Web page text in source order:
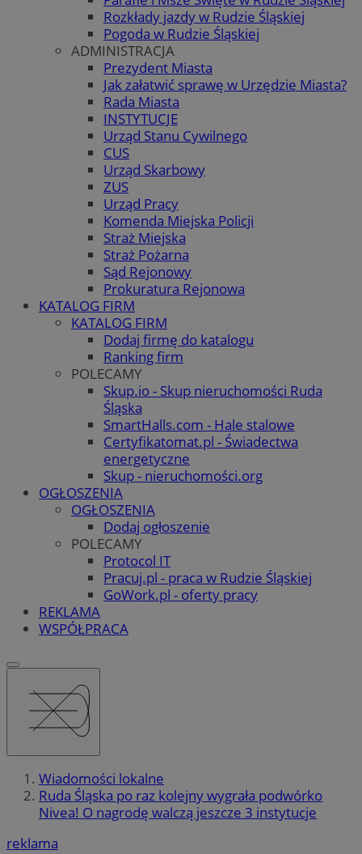
Rozkłady jazdy w Rudzie Śląskiej
Pogoda w Rudzie Śląskiej
ADMINISTRACJA
Prezydent Miasta
Jak załatwić sprawę w Urzędzie Miasta?
Rada Miasta
INSTYTUCJE
Urząd Stanu Cywilnego
CUS
Urząd Skarbowy
ZUS
Urząd Pracy
Komenda Miejska Policji
Straż Miejska
Straż Pożarna
Sąd Rejonowy
Prokuratura Rejonowa
KATALOG FIRM
KATALOG FIRM
Dodaj firmę do katalogu
Ranking firm
POLECAMY
Skup.io - Skup nieruchomości Ruda
Śląska
SmartHalls.com - Hale stalowe
Certyfikatomat.pl - Świadectwa
energetyczne
Skup - nieruchomości.org
OGŁOSZENIA
OGŁOSZENIA
Dodaj ogłoszenie
POLECAMY
Protocol IT
Pracuj.pl - praca w Rudzie Śląskiej
GoWork.pl - oferty pracy
REKLAMA
WSPÓŁPRACA
Wiadomości lokalne
Ruda Śląska po raz kolejny wygrała podwórko
Nivea! O nagrodę walczą jeszcze 3 instytucje
reklama